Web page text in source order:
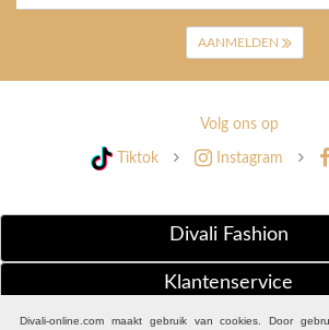
AANMELDEN
Volg ons op
Tiktok Instagram
Divali Fashion
Klantenservice
Divali-online.com maakt gebruik van cookies. Door